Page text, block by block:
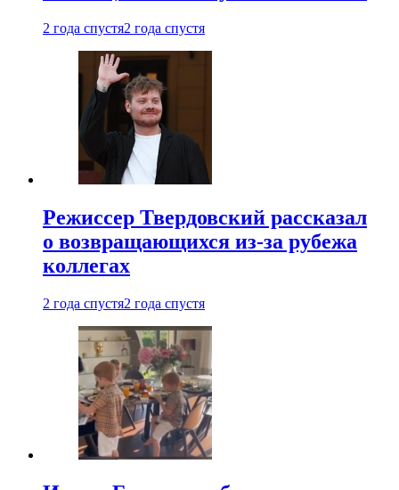
2 года спустя2 года спустя
Режиссер Твердовский рассказал
о возвращающихся из-за рубежа
коллегах
2 года спустя2 года спустя